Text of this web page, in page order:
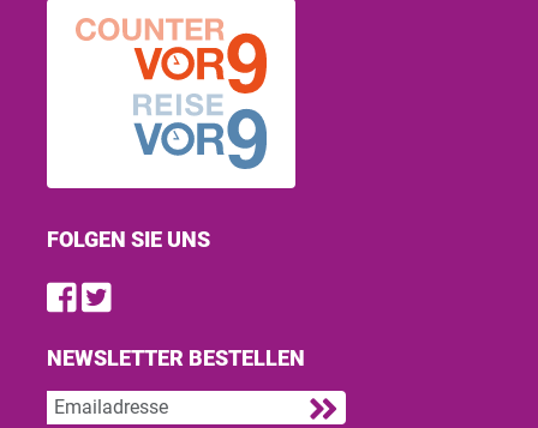
FOLGEN SIE UNS
Find us on Facebook
Follow us on Twitter
NEWSLETTER BESTELLEN